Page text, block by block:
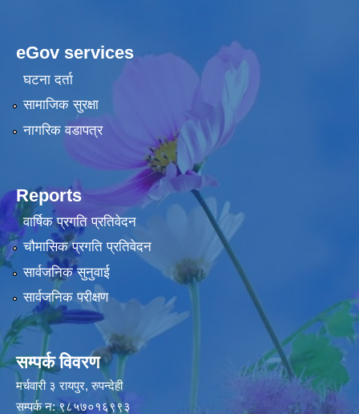
eGov services
घटना दर्ता
सामाजिक सुरक्षा
नागरिक वडापत्र
Reports
वार्षिक प्रगति प्रतिवेदन
चौमासिक प्रगति प्रतिवेदन
सार्वजनिक सुनुवाई
सार्वजनिक परीक्षण
सम्पर्क विवरण
मर्चवारी ३ रायपुर, रुपन्देही
सम्पर्क न: ९८५७०१६९९३